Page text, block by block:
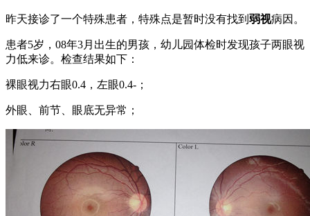
昨天接诊了一个特殊患者，特殊点是暂时没有找到 弱视病因。
患者5岁，08年3月出生的男孩，幼儿园体检时发现孩子两眼视
力低来诊。检查结果如下：
裸眼视力右眼0.4，左眼0.4-；
外眼、前节、眼底无异常；